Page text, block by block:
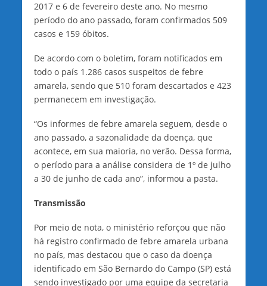
2017 e 6 de fevereiro deste ano. No mesmo
período do ano passado, foram confirmados 509
casos e 159 óbitos.
De acordo com o boletim, foram notificados em
todo o país 1.286 casos suspeitos de febre
amarela, sendo que 510 foram descartados e 423
permanecem em investigação.
“Os informes de febre amarela seguem, desde o
ano passado, a sazonalidade da doença, que
acontece, em sua maioria, no verão. Dessa forma,
o período para a análise considera de 1º de julho
a 30 de junho de cada ano”, informou a pasta.
Transmissão
Por meio de nota, o ministério reforçou que não
há registro confirmado de febre amarela urbana
no país, mas destacou que o caso da doença
identificado em São Bernardo do Campo (SP) está
sendo investigado por uma equipe da secretaria